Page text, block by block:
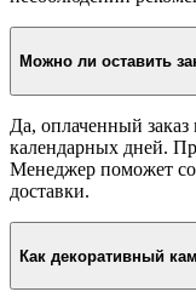
Можно ли оставить
Да, оплаченный
календарных дней.
Менеджер поможет
доставки.
Как декоративный